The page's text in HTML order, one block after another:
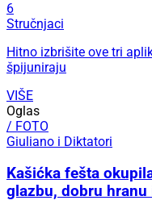
6
Stručnjaci
Hitno izbrišite ove tri
špijuniraju
VIŠE
Oglas
/ FOTO
Giuliano i Diktatori
Kašićka fešta
glazbu, dobru hranu